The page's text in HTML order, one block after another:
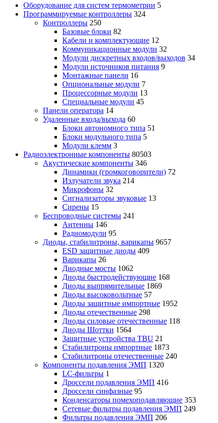
Оборудование для систем термометрии 5
Программируемые контроллеры 324
Контроллеры 250
Базовые блоки 82
Кабели и комплектующие 12
Коммуникационные модули 32
Модули дискретных входов/выходов 34
Модули источников питания 9
Монтажные панели 16
Опциональные модули 7
Процессорные модули 13
Специальные модули 45
Панели оператора 14
Удаленные входа/выхода 60
Блоки автономного типа 51
Блоки модульного типа 5
Модули клемм 3
Радиоэлектронные компоненты 80503
Акустические компоненты 346
Динамики (громкоговорители) 72
Излучатели звука 214
Микрофоны 32
Сигнализаторы звуковые 13
Сирены 15
Беспроводные системы 241
Антенны 146
Радиомодули 95
Диоды, стабилитроны, варикапы 9657
ESD защитные диоды 409
Варикапы 26
Диодные мосты 1062
Диоды быстродействующие 168
Диоды выпрямительные 1869
Диоды высоковольтные 57
Диоды защитные импортные 1952
Диоды отечественные 298
Диоды силовые отечественные 118
Диоды Шоттки 1564
Защитные устройства TBU 21
Стабилитроны импортные 1873
Стабилитроны отечественные 240
Компоненты подавления ЭМП 1320
LC-фильтры 1
Дроссели подавления ЭМП 416
Дроссели синфазные 95
Конденсаторы помехоподавляющие 353
Сетевые фильтры подавления ЭМП 249
Фильтры подавления ЭМП 206